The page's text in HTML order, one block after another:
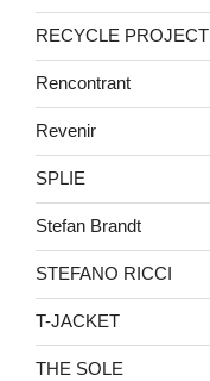
RECYCLE PROJECT
Rencontrant
Revenir
SPLIE
Stefan Brandt
STEFANO RICCI
T-JACKET
THE SOLE